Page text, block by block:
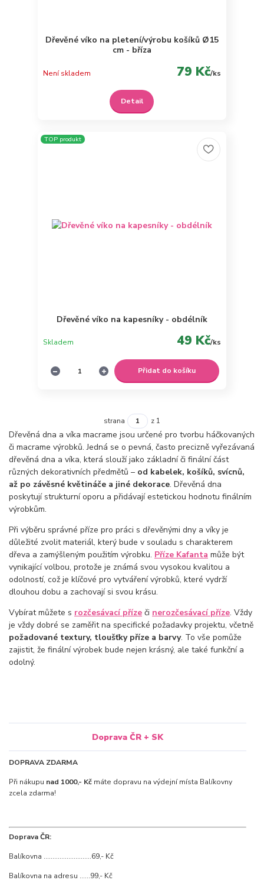
Dřevěné víko na pletení/výrobu košíků Ø15
cm - bříza
79 Kč/ks
Není skladem
Detail
TOP produkt
Dřevěné víko na kapesníky - obdélník
49 Kč/ks
Skladem
Přidat do košíku
strana z 1
Dřevěná dna a víka macrame jsou určené pro tvorbu háčkovaných
či macrame výrobků. Jedná se o pevná, často precizně vyřezávaná
dřevěná dna a víka, která slouží jako základní či finální část
různých dekorativních předmětů – od kabelek, košíků, svícnů,
až po závěsné květináče a jiné dekorace. Dřevěná dna
poskytují strukturní oporu a přidávají estetickou hodnotu finálním
výrobkům.
Při výběru správné příze pro práci s dřevěnými dny a víky je
důležité zvolit materiál, který bude v souladu s charakterem
dřeva a zamýšleným použitím výrobku. Příze Kafanta může být
vynikající volbou, protože je známá svou vysokou kvalitou a
odolností, což je klíčové pro vytváření výrobků, které vydrží
dlouhou dobu a zachovají si svou krásu.
Vybírat můžete s rozčesávací příze či nerozčesávací příze. Vždy
je vždy dobré se zaměřit na specifické požadavky projektu, včetně
požadované textury, tloušťky příze a barvy. To vše pomůže
zajistit, že finální výrobek bude nejen krásný, ale také funkční a
odolný.
Doprava ČR + SK
DOPRAVA ZDARMA
Při nákupu nad 1000,- Kč máte dopravu na výdejní místa Balíkovny
zcela zdarma!
Doprava ČR:
Balíkovna ...........................69,- Kč
Balíkovna na adresu ......99,- Kč